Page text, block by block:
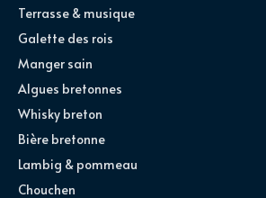
Terrasse & musique
Galette des rois
Manger sain
Algues bretonnes
Whisky breton
Bière bretonne
Lambig & pommeau
Chouchen